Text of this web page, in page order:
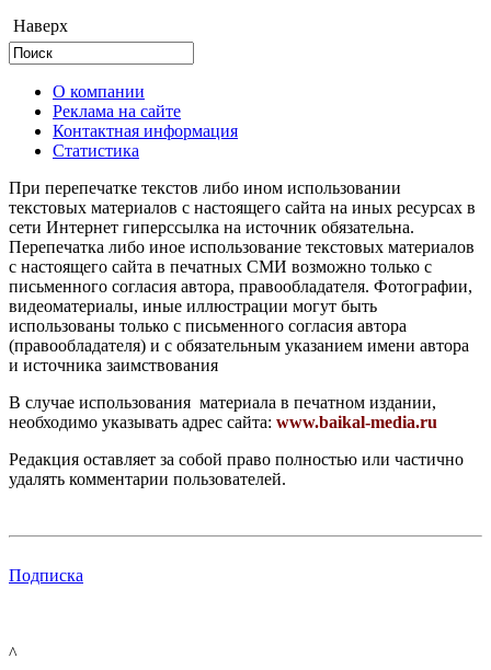
Наверх
О компании
Реклама на сайте
Контактная информация
Статистика
При перепечатке текстов либо ином использовании
текстовых материалов с настоящего сайта на иных ресурсах в
сети Интернет гиперссылка на источник обязательна.
Перепечатка либо иное использование текстовых материалов
с настоящего сайта в печатных СМИ возможно только с
письменного согласия автора, правообладателя. Фотографии,
видеоматериалы, иные иллюстрации могут быть
использованы только с письменного согласия автора
(правообладателя) и с обязательным указанием имени автора
и источника заимствования
В случае использования материала в печатном издании,
необходимо указывать адрес сайта: www.baikal-media.ru
Редакция оставляет за собой право полностью или частично
удалять комментарии пользователей.
Подписка
^